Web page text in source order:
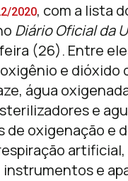
2020, com a lista
Diário Oficial da
(26). Entre
e dióxido
água
e
de oxigenação e
artificial,
e